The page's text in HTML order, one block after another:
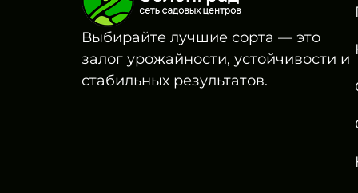
Выбирайте лучшие сорта — это
залог урожайности, устойчивости и
стабильных результатов.